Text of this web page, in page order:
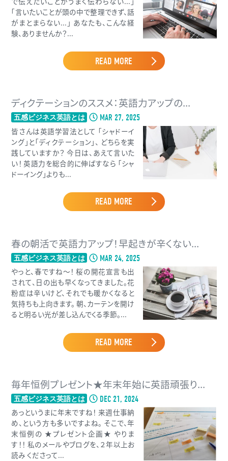
「言いたいことが頭の中で整理できず、話
がまとまらない...」 あなたも、こんな経
験、ありませんか？...
READ MORE
ディクテーションのススメ：英語力アップの...
五感ビジネス英語とは MAR 27, 2025
皆さんは英語学習法として 「シャドーイ
ング」と「ディクテーション」、 どちらを実
践していますか？ 今日は、あえて言いた
い！ 英語力を総合的に伸ばすなら 「シャ
ドーイング」よりも...
READ MORE
春の朝活で英語力アップ！早起きが辛くない...
五感ビジネス英語とは MAR 24, 2025
やっと、春ですね〜！ 桜の開花宣言も出
されて、日の出も早くなってきました。花
粉症は辛いけど、それでも暖かくなると
気持ちも上向きます。 朝、カーテンを開け
ると明るい光が差し込んでくる季節。...
READ MORE
毎年恒例プレゼント★年末年始に英語頑張り...
五感ビジネス英語とは DEC 21, 2024
あっというまに年末ですね！ 来週仕事納
め、という方も多いですよね。 そこで、年
末恒例の ★プレゼント企画★ やりま
す！！ 私のメールやブログを、２年以上お
読み くださって...